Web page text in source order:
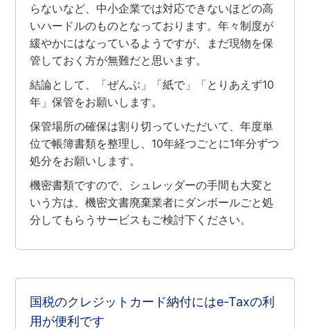
らないなど、中小企業では対応できないほどの高
いハードルのものとなっております。年々制度が
緩やかにはなっているようですが、まだ現物を保
管しておく方が無難だと思います。
結論として、「ぜんぶ」「紙で」「とりあえず10
年」保管をお願いします。
保管場所の確保は割り切っていただいて、年度単
位で帳簿書類を整理し、10年経つごとに1年分ずつ
処分をお願いします。
機密書類ですので、シュレッダーの手間も大変と
いう方は、機密文書廃棄業者にダンボールごと処
分してもらうサービスもご検討下ください。
国税のクレジットカード納付にはe-Taxの利
用が便利です